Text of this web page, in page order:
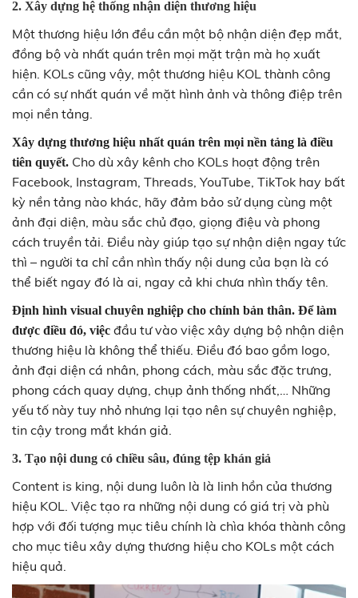
2. Xây dựng hệ thống nhận diện thương hiệu
Một thương hiệu lớn đều cần một bộ nhận diện đẹp mắt,
đồng bộ và nhất quán trên mọi mặt trận mà họ xuất
hiện. KOLs cũng vậy, một thương hiệu KOL thành công
cần có sự nhất quán về mặt hình ảnh và thông điệp trên
mọi nền tảng.
Xây dựng thương hiệu nhất quán trên mọi nền tảng là điều
tiên quyết. Cho dù xây kênh cho KOLs hoạt động trên
Facebook, Instagram, Threads, YouTube, TikTok hay bất
kỳ nền tảng nào khác, hãy đảm bảo sử dụng cùng một
ảnh đại diện, màu sắc chủ đạo, giọng điệu và phong
cách truyền tải. Điều này giúp tạo sự nhận diện ngay tức
thì – người ta chỉ cần nhìn thấy nội dung của bạn là có
thể biết ngay đó là ai, ngay cả khi chưa nhìn thấy tên.
Định hình visual chuyên nghiệp cho chính bản thân. Để làm
được điều đó, việc đầu tư vào việc xây dựng bộ nhận diện
thương hiệu là không thể thiếu. Điều đó bao gồm logo,
ảnh đại diện cá nhân, phong cách, màu sắc đặc trưng,
phong cách quay dựng, chụp ảnh thống nhất,… Những
yếu tố này tuy nhỏ nhưng lại tạo nên sự chuyên nghiệp,
tin cậy trong mắt khán giả.
3. Tạo nội dung có chiều sâu, đúng tệp khán giả
Content is king, nội dung luôn là là linh hồn của thương
hiệu KOL. Việc tạo ra những nội dung có giá trị và phù
hợp với đối tượng mục tiêu chính là chìa khóa thành công
cho mục tiêu xây dựng thương hiệu cho KOLs một cách
hiệu quả.